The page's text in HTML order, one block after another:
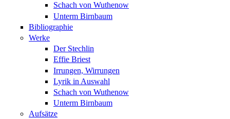
Schach von Wuthenow
Unterm Birnbaum
Bibliographie
Werke
Der Stechlin
Effie Briest
Irrungen, Wirrungen
Lyrik in Auswahl
Schach von Wuthenow
Unterm Birnbaum
Aufsätze